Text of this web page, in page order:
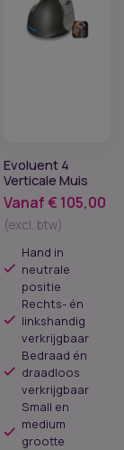
Evoluent 4
Verticale Muis
Vanaf€ 105,00
(excl. btw)
Hand in
neutrale
positie
Rechts- én
linkshandig
verkrijgbaar
Bedraad én
draadloos
verkrijgbaar
Small en
medium
grootte